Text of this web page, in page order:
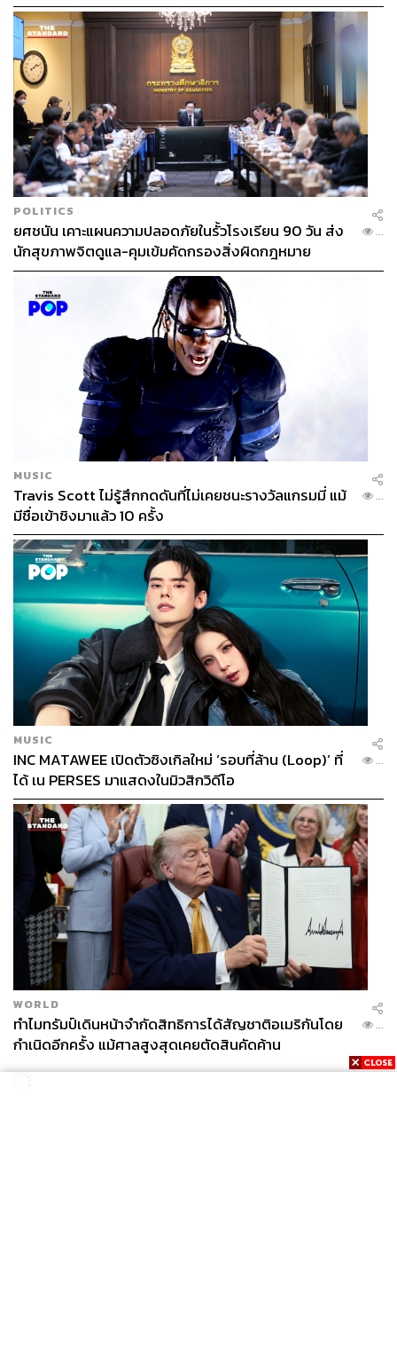
POLITICS
ยศชนัน เคาะแผนความปลอดภัยในรั้วโรงเรียน 90 วัน ส่ง
นักสุขภาพจิตดูแล-คุมเข้มคัดกรองสิ่งผิดกฎหมาย
...
MUSIC
Travis Scott ไม่รู้สึกกดดันที่ไม่เคยชนะรางวัลแกรมมี่ แม้
มีชื่อเข้าชิงมาแล้ว 10 ครั้ง
...
MUSIC
INC MATAWEE เปิดตัวซิงเกิลใหม่ ‘รอบที่ล้าน (Loop)’ ที่
ได้ เน PERSES มาแสดงในมิวสิกวิดีโอ
...
WORLD
ทำไมทรัมป์เดินหน้าจำกัดสิทธิการได้สัญชาติอเมริกันโดย
กำเนิดอีกครั้ง แม้ศาลสูงสุดเคยตัดสินคัดค้าน
...